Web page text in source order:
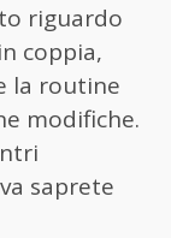
riguardo
coppia,
la routine
modifiche.
saprete